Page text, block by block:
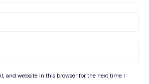
and website in this browser for the next time I